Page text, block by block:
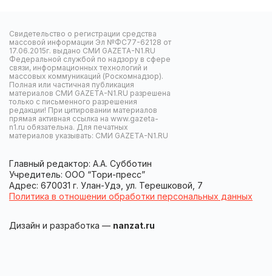
Свидетельство о регистрации средства
массовой информации Эл №ФС77-62128 от
17.06.2015г. выдано СМИ GAZETA-N1.RU
Федеральной службой по надзору в сфере
связи, информационных технологий и
массовых коммуникаций (Роскомнадзор).
Полная или частичная публикация
материалов СМИ GAZETA-N1.RU разрешена
только с письменного разрешения
редакции! При цитировании материалов
прямая активная ссылка на www.gazeta-
n1.ru обязательна. Для печатных
материалов указывать: СМИ GAZETA-N1.RU
Главный редактор: А.А. Субботин
Учредитель: ООО “Тори-пресс”
Адрес: 670031 г. Улан-Удэ, ул. Терешковой, 7
Политика в отношении обработки персональных данных
Дизайн и разработка — nanzat.ru